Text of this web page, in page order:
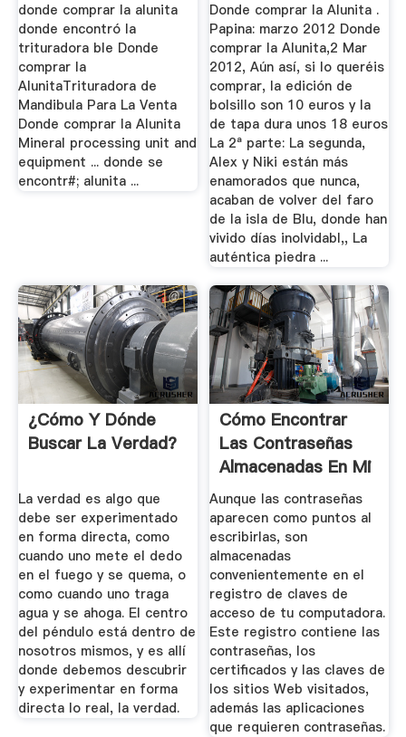
donde comprar la alunita
donde encontró la
trituradora ble Donde
comprar la
AlunitaTrituradora de
Mandibula Para La Venta
Donde comprar la Alunita
Mineral processing unit and
equipment ... donde se
encontr#; alunita ...
Donde comprar la Alunita .
Papina: marzo 2012 Donde
comprar la Alunita,2 Mar
2012, Aún así, si lo queréis
comprar, la edición de
bolsillo son 10 euros y la
de tapa dura unos 18 euros
La 2ª parte: La segunda,
Alex y Niki están más
enamorados que nunca,
acaban de volver del faro
de la isla de Blu, donde han
vivido días inolvidabl,, La
auténtica piedra ...
¿Cómo Y Dónde
Buscar La Verdad?
La verdad es algo que
debe ser experimentado
en forma directa, como
cuando uno mete el dedo
en el fuego y se quema, o
como cuando uno traga
agua y se ahoga. El centro
del péndulo está dentro de
nosotros mismos, y es allí
donde debemos descubrir
y experimentar en forma
directa lo real, la verdad.
Cómo Encontrar
Las Contraseñas
Almacenadas En Mi
...
Aunque las contraseñas
aparecen como puntos al
escribirlas, son
almacenadas
convenientemente en el
registro de claves de
acceso de tu computadora.
Este registro contiene las
contraseñas, los
certificados y las claves de
los sitios Web visitados,
además las aplicaciones
que requieren contraseñas.